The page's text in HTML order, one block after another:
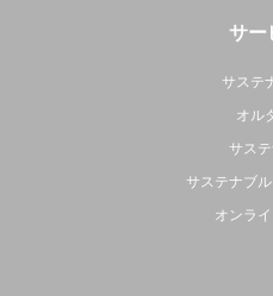
サー
サステ
オル
サス
サステナブ
オンラ